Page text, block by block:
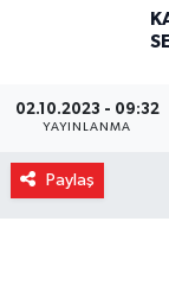
02.10.2023 - 09:32
YAYINLANMA
Paylaş